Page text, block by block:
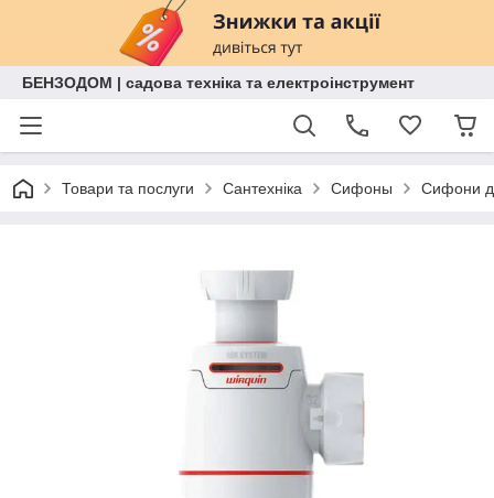
БЕНЗОДОМ | садова техніка та електроінструмент
Товари та послуги Сантехніка Сифоны Сифони